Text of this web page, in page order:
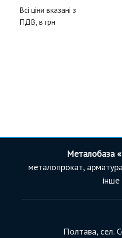
Всі ціни вказані з
ПДВ, в грн
Металобаза
металопрокат,
інше
Полтава, сел.